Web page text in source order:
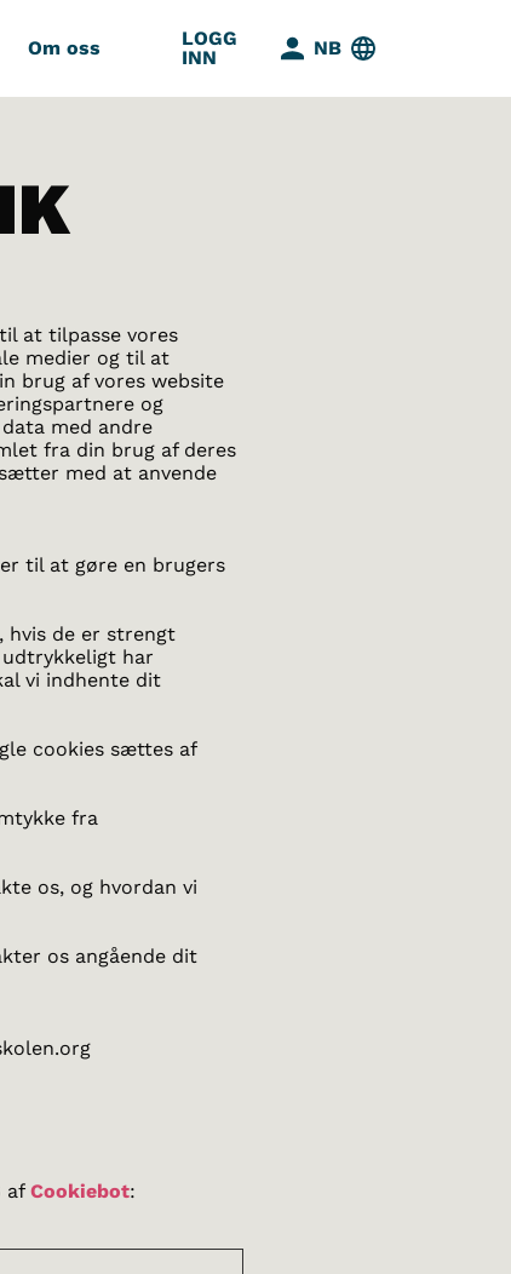
Om oss
LOGG
INN
NB
at tilpasse vores
medier og til at
brug af vores website
og
med andre
fra din brug af deres
med at anvende
til at gøre en brugers
hvis de er strengt
har
vi indhente dit
cookies sættes af
fra
os, og hvordan vi
os angående dit
af Cookiebot: